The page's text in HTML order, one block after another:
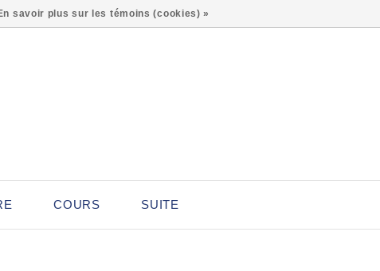
COURS SUITE
savoir plus sur les témoins (cookies) »